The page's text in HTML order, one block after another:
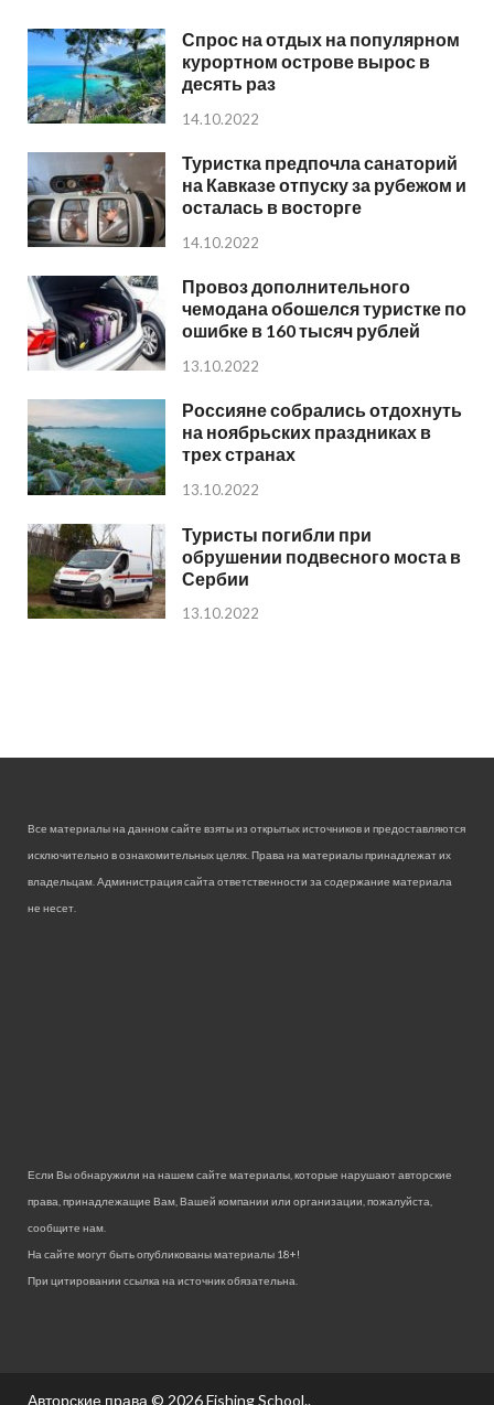
Спрос на отдых на популярном
курортном острове вырос в
десять раз
14.10.2022
Туристка предпочла санаторий
на Кавказе отпуску за рубежом и
осталась в восторге
14.10.2022
Провоз дополнительного
чемодана обошелся туристке по
ошибке в 160 тысяч рублей
13.10.2022
Россияне собрались отдохнуть
на ноябрьских праздниках в
трех странах
13.10.2022
Туристы погибли при
обрушении подвесного моста в
Сербии
13.10.2022
Все материалы на данном сайте взяты из открытых источников и предоставляются
исключительно в ознакомительных целях. Права на материалы принадлежат их
владельцам. Администрация сайта ответственности за содержание материала
не несет.
Если Вы обнаружили на нашем сайте материалы, которые нарушают авторские
права, принадлежащие Вам, Вашей компании или организации, пожалуйста,
сообщите нам.
На сайте могут быть опубликованы материалы 18+!
При цитировании ссылка на источник обязательна.
Авторские права © 2026Fishing School..